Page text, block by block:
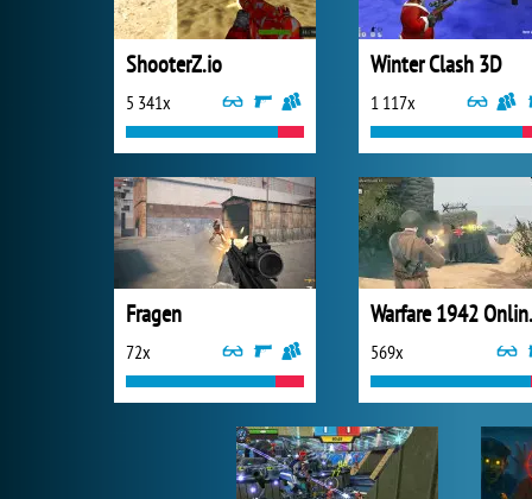
ShooterZ.io
5 341x
Winter Clash 3D
1 117x
Fragen
72x 569x